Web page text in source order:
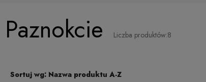
Paznokcie Liczba produktów:8
Sortuj wg: Nazwa produktu A-Z